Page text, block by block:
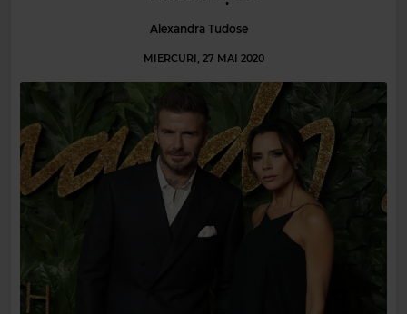
Alexandra Tudose
MIERCURI, 27 MAI 2020